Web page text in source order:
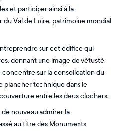
et participer ainsi à la
du Val de Loire, patrimoine mondial
sur cet édifice qui
donnant une image de vétusté
concentre sur la consolidation du
plancher technique dans le
entre les deux clochers.
nouveau admirer la
au titre des Monuments